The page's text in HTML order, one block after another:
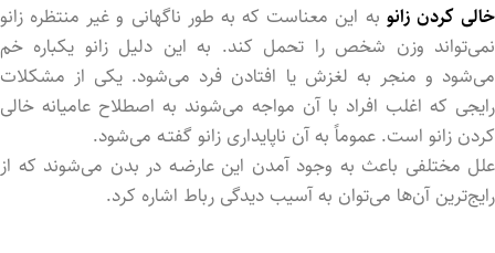
خالی کردن زانو به این معناست که به طور ناگهانی و غیر منتظر‌ه زانو
نمی‌تواند وزن شخص را تحمل کند. به این دلیل زانو یکباره خم
می‌شود و منجر به لغزش یا افتاد‌ن فرد می‌شود. یکی از مشکلات
رایجی که اغلب افراد با آن مواجه می‌شوند به اصطلاح عامیانه خالی
کرد‌ن زانو است. عموماً به آن ناپایداری زانو گفتـه می‌شود.
علل مختلفی باعث به وجود آمد‌ن این عارضـه در بدن می‌شوند که از
رایج‌ترین آن‌ها می‌توان به آسیب دیدگی رباط اشاره کرد.